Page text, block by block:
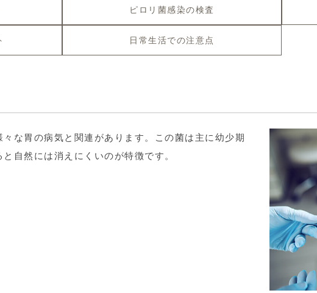
ピロリ菌感染の検査
日常生活での注意点
な胃の病気と関連があります。この菌は主に幼少期
自然には消えにくいのが特徴です。